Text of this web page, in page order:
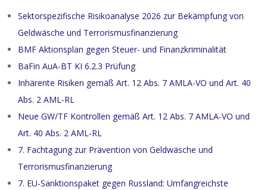
Sektorspezifische Risikoanalyse 2026 zur Bekämpfung von
Geldwäsche und Terrorismusfinanzierung
BMF Aktionsplan gegen Steuer- und Finanzkriminalität
BaFin AuA-BT KI 6.2.3 Prüfung
Inhärente Risiken gemäß Art. 12 Abs. 7 AMLA-VO und Art. 40
Abs. 2 AML-RL
Neue GW/TF Kontrollen gemäß Art. 12 Abs. 7 AMLA-VO und
Art. 40 Abs. 2 AML-RL
7. Fachtagung zur Prävention von Geldwäsche und
Terrorismusfinanzierung
7. EU-Sanktionspaket gegen Russland: Umfangreichste